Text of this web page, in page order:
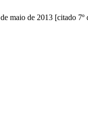
maio de 2013 [citado